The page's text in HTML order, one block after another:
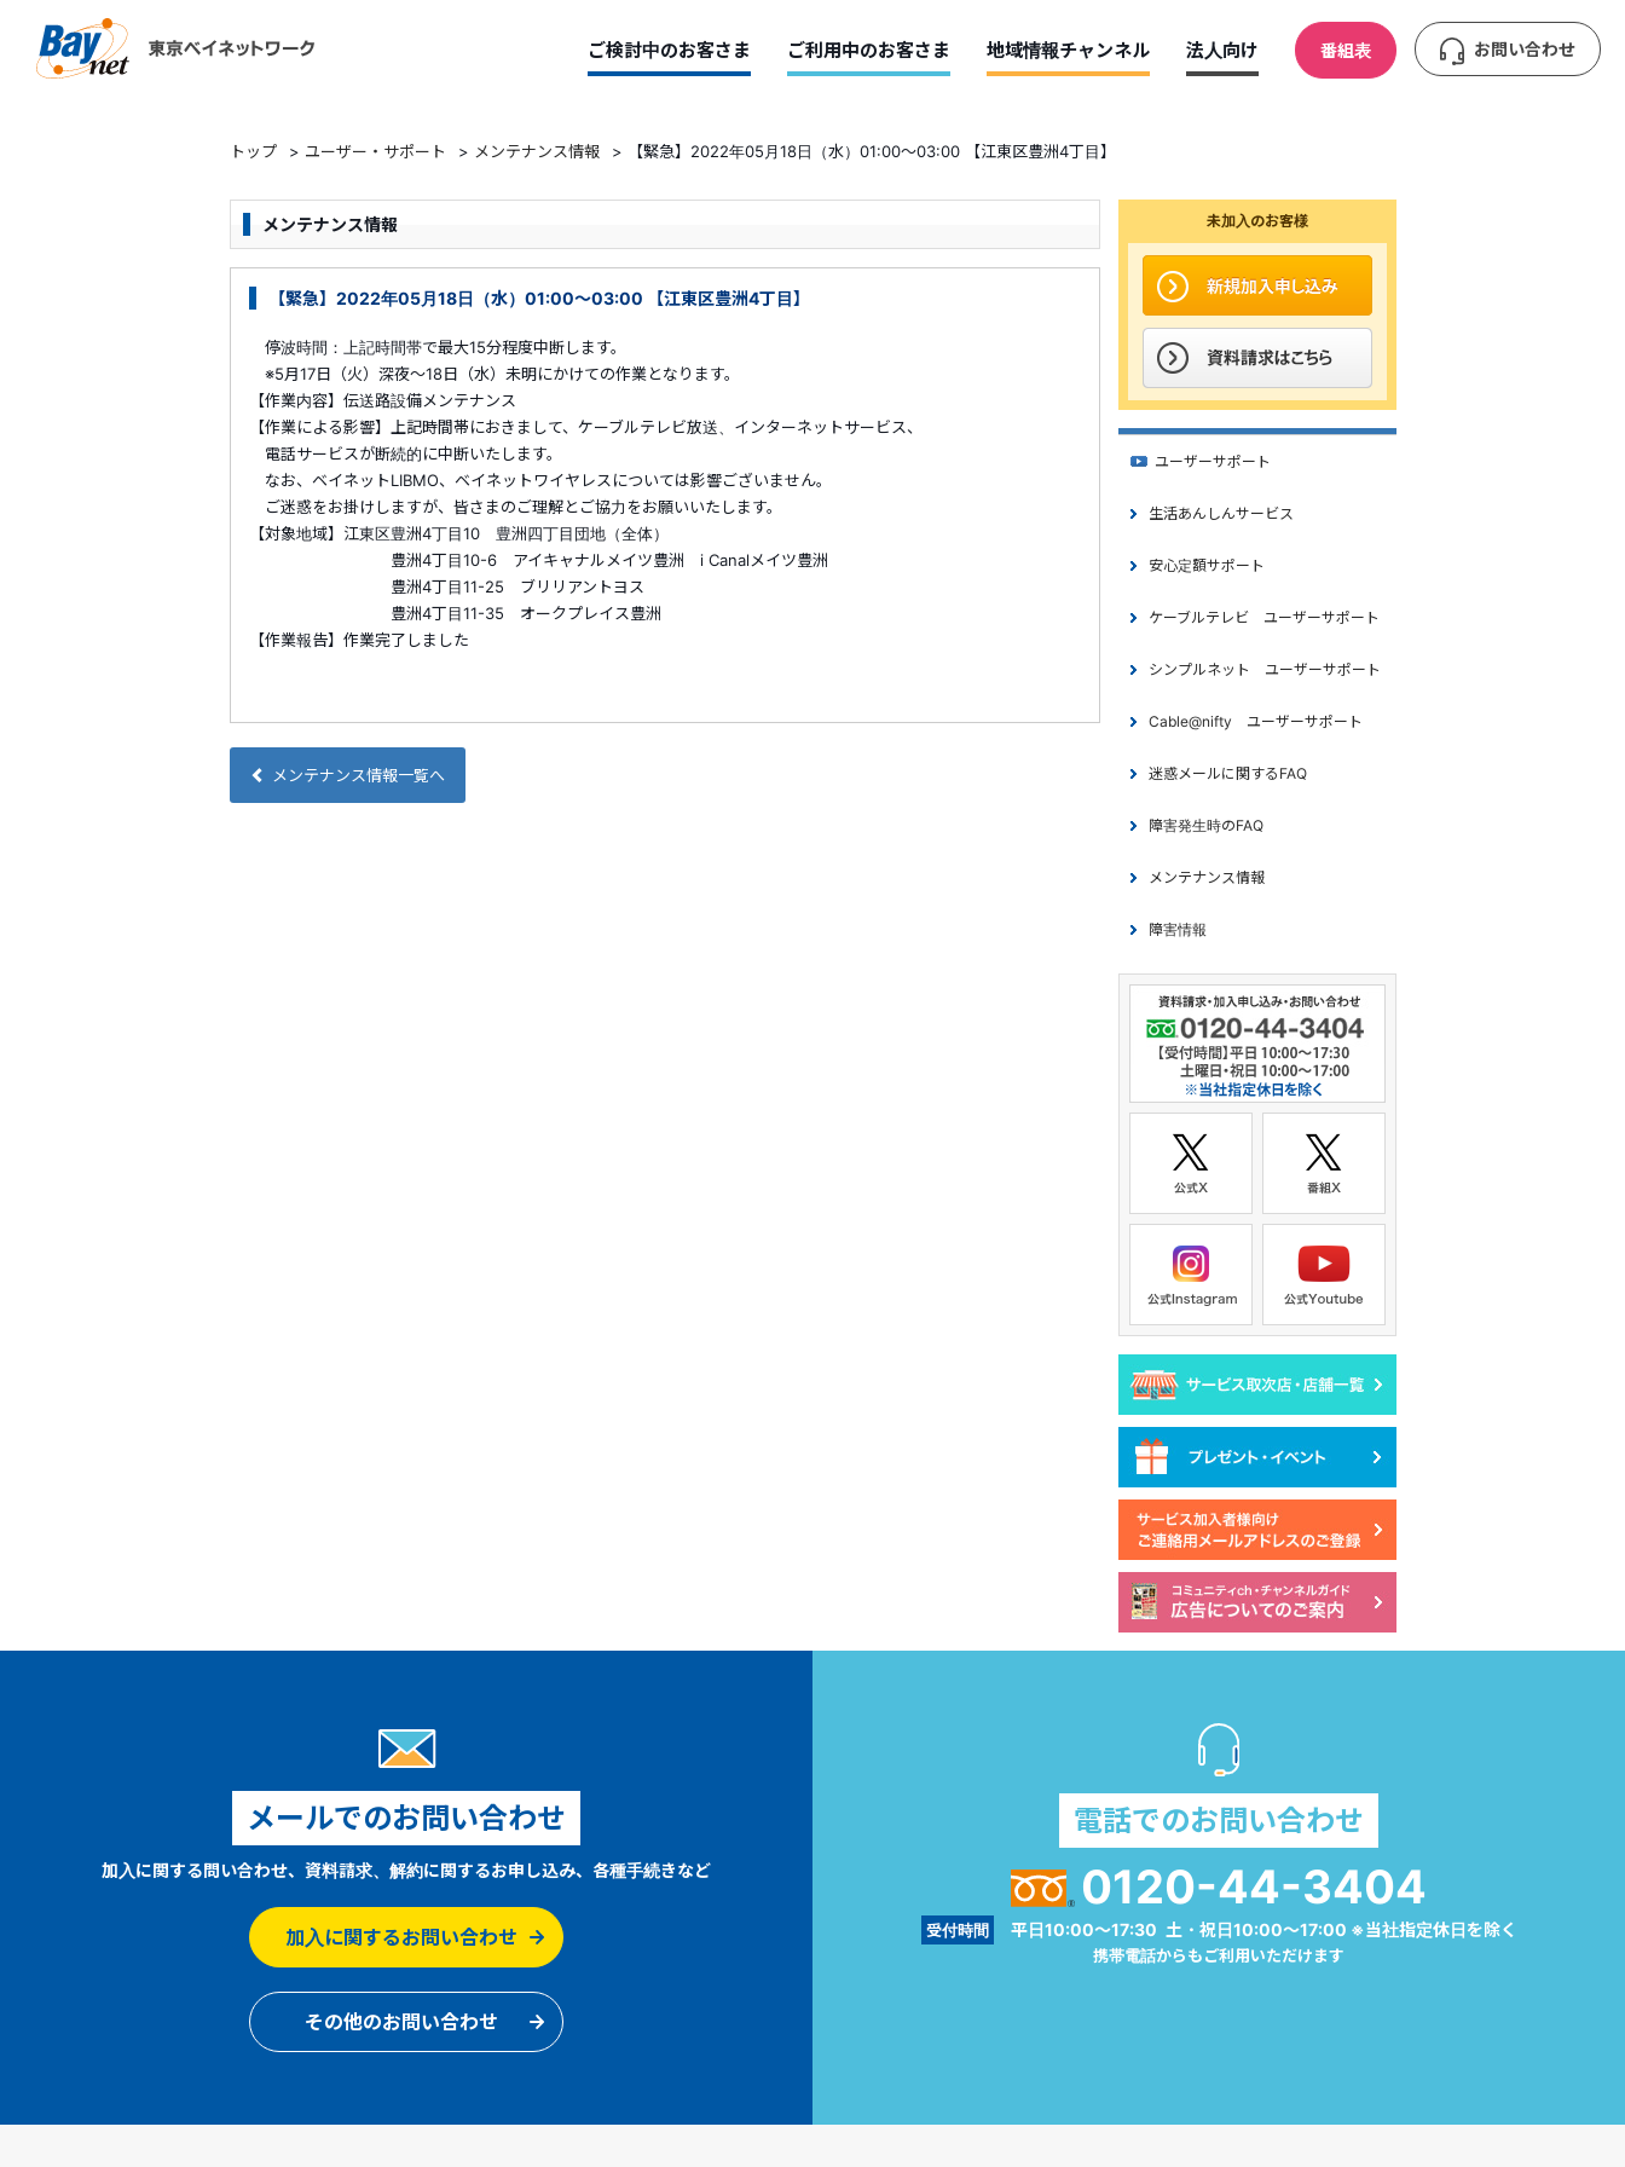
ご検討中のお客さま ご利用中のお客さま 地域情報チャンネル 法人向け 番組表 お問い合わせ
トップ > ユーザー・サポート > メンテナンス情報 > 【緊急】2022年05月18日（水）01:00～03:00 【江東区豊洲4丁目】
メンテナンス情報
【緊急】2022年05月18日（水）01:00～03:00 【江東区豊洲4丁目】
停波時間：上記時間帯で最大15分程度中断します。
※5月17日（火）深夜～18日（水）未明にかけての作業となります。
【作業内容】伝送路設備メンテナンス
【作業による影響】上記時間帯におきまして、ケーブルテレビ放送、インターネットサービス、
電話サービスが断続的に中断いたします。
なお、ベイネットLIBMO、ベイネットワイヤレスについては影響ございません。
ご迷惑をお掛けしますが、皆さまのご理解とご協力をお願いいたします。
【対象地域】江東区豊洲4丁目10 豊洲四丁目団地（全体）
豊洲4丁目10-6 アイキャナルメイツ豊洲 i Canalメイツ豊洲
豊洲4丁目11-25 ブリリアントヨス
豊洲4丁目11-35 オークプレイス豊洲
【作業報告】作業完了しました
メンテナンス情報一覧へ
未加入のお客様
ユーザーサポート
生活あんしんサービス
安心定額サポート
ケーブルテレビ ユーザーサポート
シンプルネット ユーザーサポート
Cable@nifty ユーザーサポート
迷惑メールに関するFAQ
障害発生時のFAQ
メンテナンス情報
障害情報
メールでのお問い合わせ
加入に関する問い合わせ、資料請求、解約に関するお申し込み、各種手続きなど
加入に関するお問い合わせ
その他のお問い合わせ
電話でのお問い合わせ
0120-44-3404
受付時間 平日10:00～17:30 土・祝日10:00～17:00 ※当社指定休日を除く
携帯電話からもご利用いただけます